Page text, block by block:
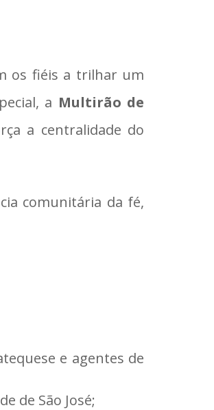
os fiéis a trilhar um
a Multirão de
a centralidade do
comunitária da fé,
e agentes de
de São José;